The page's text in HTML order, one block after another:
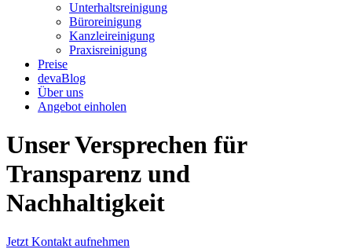
Unterhaltsreinigung
Büroreinigung
Kanzleireinigung
Praxisreinigung
Preise
devaBlog
Über uns
Angebot einholen
Unser Versprechen für
Transparenz und
Nachhaltigkeit
Jetzt Kontakt aufnehmen